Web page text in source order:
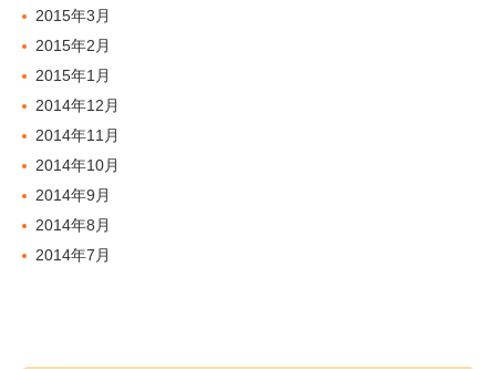
2015年3月
2015年2月
2015年1月
2014年12月
2014年11月
2014年10月
2014年9月
2014年8月
2014年7月